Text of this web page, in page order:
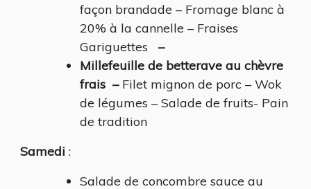
façon brandade – Fromage blanc à
20% à la cannelle – Fraises
Gariguettes –
Millefeuille de betterave au chèvre
frais – Filet mignon de porc – Wok
de légumes – Salade de fruits- Pain
de tradition
Samedi :
Salade de concombre sauce au